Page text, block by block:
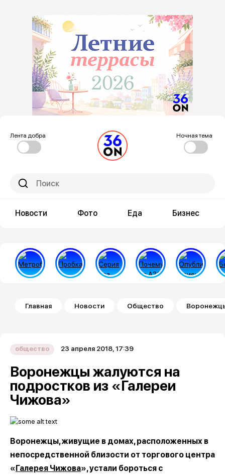
Лента добра Ночная тема
Новости Фото Еда Бизнес
Строка навигации
Главная Новости Общество
общество 23 апреля 2018, 17:39
Воронежцы жалуются на
подростков из «Галереи
Чижова»
Воронежцы, живущие в домах, расположенных в
непосредственной близости от торгового центра
«Галерея Чижова», устали бороться с